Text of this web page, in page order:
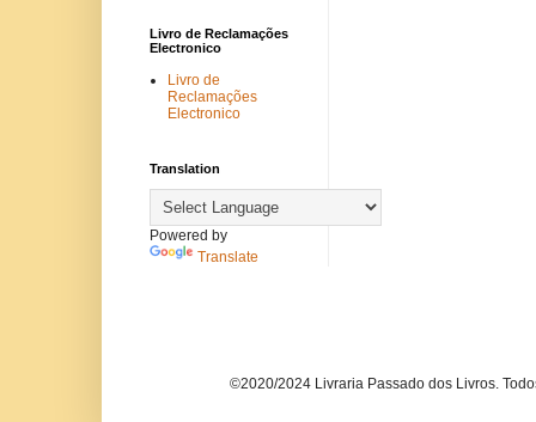
Livro de Reclamações
Electronico
Livro de
Reclamações
Electronico
Translation
Powered by
Translate
©2020/2024 Livraria Passado dos Livros.